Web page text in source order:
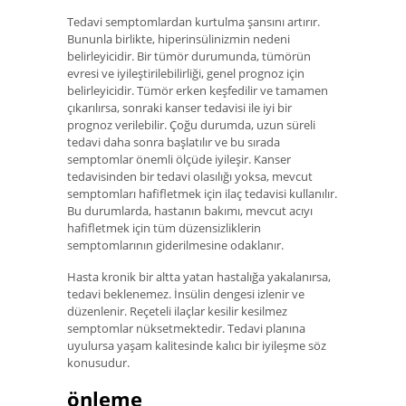
Tedavi semptomlardan kurtulma şansını artırır.
Bununla birlikte, hiperinsülinizmin nedeni
belirleyicidir. Bir tümör durumunda, tümörün
evresi ve iyileştirilebilirliği, genel prognoz için
belirleyicidir. Tümör erken keşfedilir ve tamamen
çıkarılırsa, sonraki kanser tedavisi ile iyi bir
prognoz verilebilir. Çoğu durumda, uzun süreli
tedavi daha sonra başlatılır ve bu sırada
semptomlar önemli ölçüde iyileşir. Kanser
tedavisinden bir tedavi olasılığı yoksa, mevcut
semptomları hafifletmek için ilaç tedavisi kullanılır.
Bu durumlarda, hastanın bakımı, mevcut acıyı
hafifletmek için tüm düzensizliklerin
semptomlarının giderilmesine odaklanır.
Hasta kronik bir altta yatan hastalığa yakalanırsa,
tedavi beklenemez. İnsülin dengesi izlenir ve
düzenlenir. Reçeteli ilaçlar kesilir kesilmez
semptomlar nüksetmektedir. Tedavi planına
uyulursa yaşam kalitesinde kalıcı bir iyileşme söz
konusudur.
önleme